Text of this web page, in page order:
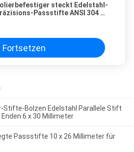
steckt Edelstahl-
Passstifte ANSI 304 5
Fortsetzen
Stifte-Bolzen Edelstahl Parallele Stift
6 x 30 Millimeter
Passstifte 10 x 26 Millimeter für